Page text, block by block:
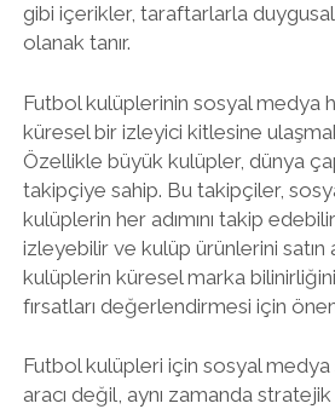
gibi içerikler, taraftarlarla
olanak tanır.
Futbol kulüplerinin sosyal medya
küresel bir izleyici kitlesine
Özellikle büyük kulüpler, dünya
takipçiye sahip. Bu takipçiler,
kulüplerin her adımını takip
izleyebilir ve kulüp ürünlerini satın
kulüplerin küresel marka
fırsatları değerlendirmesi için
Futbol kulüpleri için sosyal
aracı değil, aynı zamanda stratejik